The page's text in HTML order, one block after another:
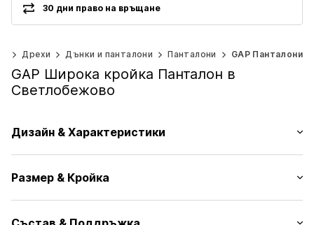
30 дни право на връщане
Дрехи Дънки и панталони Панталони GAP Панталони
GAP Широка кройка Панталон в
Светлобежово
Дизайн & Характеристики
Памучен плат
Ластичен подгъв
Размер & Кройка